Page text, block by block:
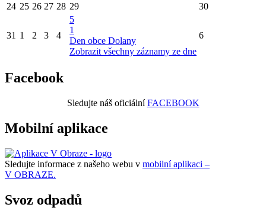
24 25 26 27 28 29 30
31 1 2 3 4
5
1
Den obce Dolany
Zobrazit všechny záznamy ze dne
6
Facebook
Sledujte náš oficiálníFACEBOOK
Mobilní aplikace
Sledujte informace z našeho webu v mobilní aplikaci –
V OBRAZE.
Svoz odpadů